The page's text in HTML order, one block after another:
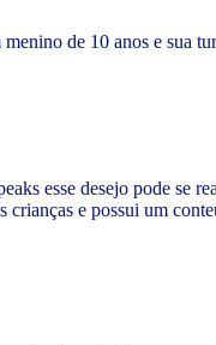
de 10 anos e sua
esse desejo pode se
crianças e possui um